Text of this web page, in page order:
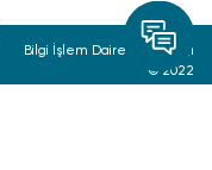
Bilgi İşlem Daire Başkanlığı
© 2022